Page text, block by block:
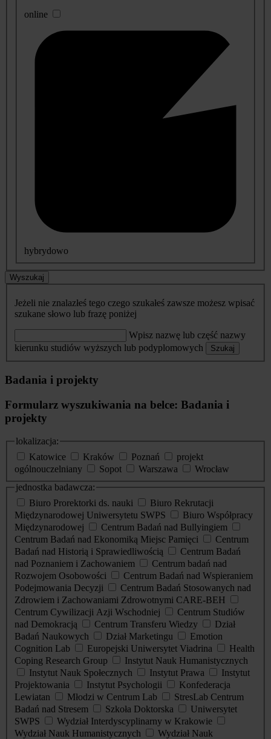
online
hybrydowo
Wyszukaj
Jeżeli nie znalazłeś tego czego szukałeś zawsze możesz wpisać
szukane słowo lub frazę poniżej
Wpisz nazwę lub część nazwy
kierunku studiów wyższych lub podyplomowych
Szukaj
Badania i projekty
Formularz wyszukiwania na belce: Badania i
projekty
lokalizacja:
Katowice
Kraków Poznań
projekt
ogólnouczelniany
Sopot Warszawa
Wrocław
jednostka badawcza:
Biuro Prorektorki ds. nauki
Biuro Rekrutacji
Międzynarodowej Uniwersytetu SWPS
Biuro Współpracy
Międzynarodowej
Centrum Badań nad Bullyingiem
Centrum Badań nad Ekonomiką Miejsc Pamięci
Centrum
Badań nad Historią i Sprawiedliwością
Centrum Badań
nad Poznaniem i Zachowaniem
Centrum badań nad
Rozwojem Osobowości
Centrum Badań nad Wspieraniem
Podejmowania Decyzji
Centrum Badań Stosowanych nad
Zdrowiem i Zachowaniami Zdrowotnymi CARE-BEH
Centrum Cywilizacji Azji Wschodniej
Centrum Studiów
nad Demokracją
Centrum Transferu Wiedzy
Dział
Badań Naukowych
Dział Marketingu
Emotion
Cognition Lab
Europejski Uniwersytet Viadrina
Health
Coping Research Group
Instytut Nauk Humanistycznych
Instytut Nauk Społecznych
Instytut Prawa
Instytut
Projektowania
Instytut Psychologii
Konfederacja
Lewiatan
Młodzi w Centrum Lab
StresLab Centrum
Badań nad Stresem
Szkoła Doktorska
Uniwersytet
SWPS
Wydział Interdyscyplinarny w Krakowie
Wydział Nauk Humanistycznych
Wydział Nauk